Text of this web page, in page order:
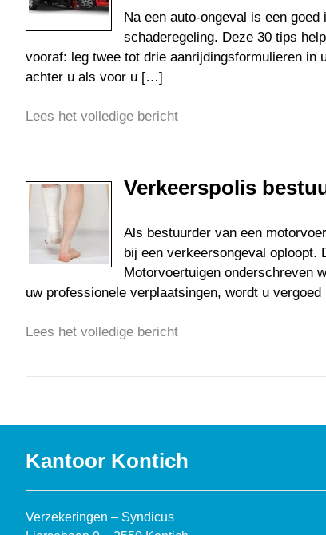
Na een auto-ongeval is een
schaderegeling. Deze 30 tips
vooraf: leg twee tot drie aanrijdingsformulieren in
achter u als voor u […]
Lees het volledige bericht
Verkeerspolis
Als bestuurder van een
bij een verkeersongeval oploopt.
Motorvoertuigen onderschreven
uw professionele verplaatsingen, wordt u
Lees het volledige bericht
Kantoor Kontich
Verzekeringen – Syndicus